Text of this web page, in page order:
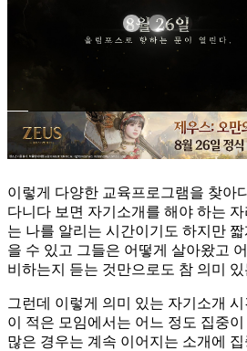
이렇게 다양한 교육프로그램을 찾아
다니다 보면 자기소개를 해야 하는
는 나를 알리는 시간이기도 하지만
을 수 있고 그들은 어떻게 살아왔고
비하는지 듣는 것만으로도 참 의미
그런데 이렇게 의미 있는 자기소개
이 적은 모임에서는 어느 정도 집중
많은 경우는 계속 이어지는 소개에 집